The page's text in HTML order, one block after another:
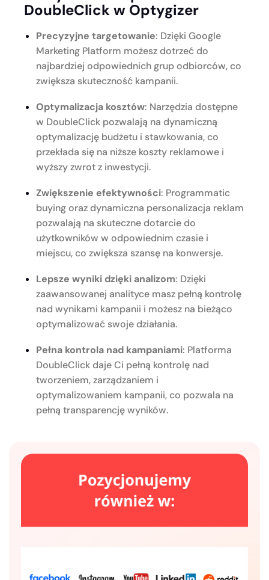
DoubleClick w Optygizer
Precyzyjne targetowanie: Dzięki Google
Marketing Platform możesz dotrzeć do
najbardziej odpowiednich grup odbiorców, co
zwiększa skuteczność kampanii.
Optymalizacja kosztów: Narzędzia dostępne
w DoubleClick pozwalają na dynamiczną
optymalizację budżetu i stawkowania, co
przekłada się na niższe koszty reklamowe i
wyższy zwrot z inwestycji.
Zwiększenie efektywności: Programmatic
buying oraz dynamiczna personalizacja reklam
pozwalają na skuteczne dotarcie do
użytkowników w odpowiednim czasie i
miejscu, co zwiększa szansę na konwersje.
Lepsze wyniki dzięki analizom: Dzięki
zaawansowanej analityce masz pełną kontrolę
nad wynikami kampanii i możesz na bieżąco
optymalizować swoje działania.
Pełna kontrola nad kampaniami: Platforma
DoubleClick daje Ci pełną kontrolę nad
tworzeniem, zarządzaniem i
optymalizowaniem kampanii, co pozwala na
pełną transparencję wyników.